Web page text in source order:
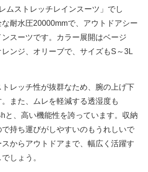
ムストレッチレインスーツ」でし
耐水圧20000mmで、アウトドアシー
スーツです。カラー展開はベージ
レンジ、オリーブで、サイズもS～3L
レッチ性が抜群なため、腕の上げ下
また、ムレを軽減する透湿度も
と、高い機能性を誇っています。収納
持ち運びがしやすいのもうれしいで
からアウトドアまで、幅広く活躍す
しょう。